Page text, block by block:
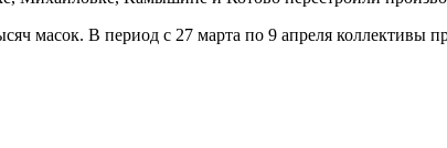
масок. В период с 27 марта по 9 апреля коллективы